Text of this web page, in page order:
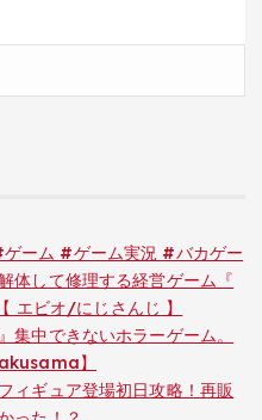
ーム #ゲーム実況 #バカゲー
体して修理する経営ゲーム『
エビオ/にじさんじ 】
集中できないホラーゲーム。
】
ィギュア登場初日攻略！再販